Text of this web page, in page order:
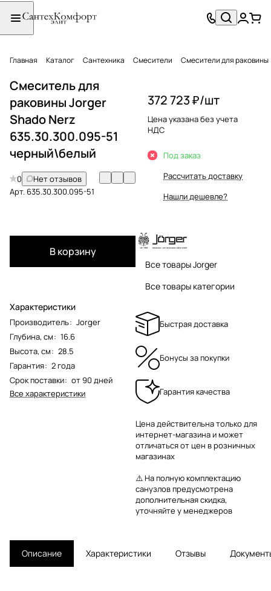
Главная Каталог Сантехника Смесители Смесители для раковины
Смеситель для
раковины Jorger
Shado Nerz
635.30.300.095-51
черный\белый
0
Нет отзывов
Арт.635.30.300.095-51
В корзину
Характеристики
Производитель: Jorger
Глубина, см: 16.6
Высота, см: 28.5
Гарантия: 2 года
Срок поставки: от 90 дней
Все характеристики
372 723 ₽/шт
Цена указана без учета
НДС
Под заказ
Рассчитать доставку
Нашли дешевле?
Все товары Jorger
Все товары категории
Быстрая доставка
Бонусы за покупки
Гарантия качества
Цена действительна только для
интернет-магазина и может
отличаться от цен в розничных
магазинах
⚠️ На полную комплектацию
санузлов предусмотрена
дополнительная скидка,
уточняйте у менеджеров
Описание Характеристики Отзывы